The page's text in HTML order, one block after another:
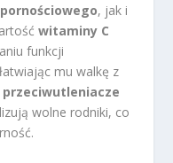
, jak i
witaminy C
funkcji
mu walkę z
przeciwutleniacze
wolne rodniki, co